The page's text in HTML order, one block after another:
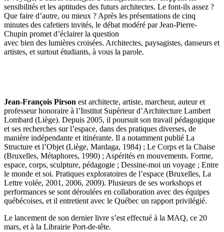
sensibilités et les aptitudes des futurs architectes. Le font-ils assez ?
Que faire d’autre, ou mieux ? Après les présentations de cinq
minutes des cafetiers invités, le débat modéré par Jean-Pierre-
Chupin promet d’éclairer la question
avec bien des lumières croisées. Architectes, paysagistes, danseurs et
artistes, et surtout étudiants, à vous la parole.
Jean-François Pirson est architecte, artiste, marcheur, auteur et
professeur honoraire à l’Institut Supérieur d’Architecture Lambert
Lombard (Liège). Depuis 2005, il poursuit son travail pédagogique
et ses recherches sur l’espace, dans des pratiques diverses, de
manière indépendante et itinérante. Il a notamment publié La
Structure et l’Objet (Liège, Mardaga, 1984) ; Le Corps et la Chaise
(Bruxelles, Métaphores, 1990) ; Aspérités en mouvements. Forme,
espace, corps, sculpture, pédagogie ; Dessine-moi un voyage ; Entre
le monde et soi. Pratiques exploratoires de l’espace (Bruxelles, La
Lettre volée, 2001, 2006, 2009). Plusieurs de ses workshops et
performances se sont déroulées en collaboration avec des équipes
québécoises, et il entretient avec le Québec un rapport privilégié.
Le lancement de son dernier livre s’est effectué à la MAQ, ce 20
mars, et à la Librairie Port-de-tête.